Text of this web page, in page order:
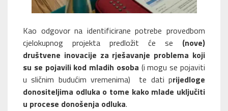
Kao odgovor na identificirane potrebe provedbom
cjelokupnog projekta predložit će se (nove)
društvene inovacije za rješavanje problema koji
su se pojavili kod mladih osoba (i mogu se pojaviti
u sličnim budućim vremenima) te dati prijedloge
donositeljima odluka o tome kako mlade uključiti
u procese donošenja odluka.